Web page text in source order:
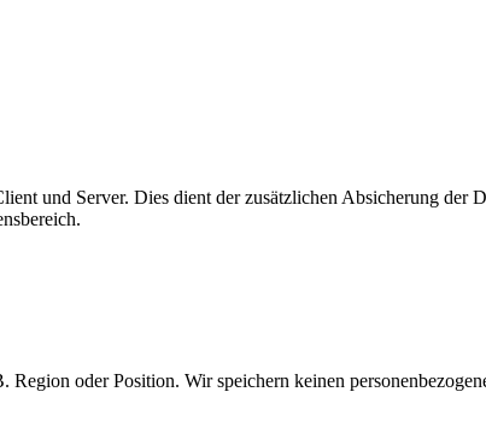
und Ser­ver. Dies dient der zu­sätz­li­chen Absicherung
oder Position. Wir speichern keinen